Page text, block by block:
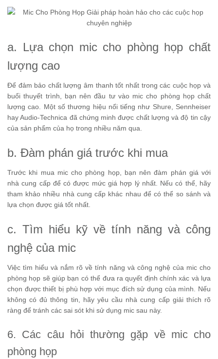
a. Lựa chọn mic cho phòng họp chất
lượng cao
Để đảm bảo chất lượng âm thanh tốt nhất trong các cuộc họp và
buổi thuyết trình, bạn nên đầu tư vào mic cho phòng họp chất
lượng cao. Một số thương hiệu nổi tiếng như Shure, Sennheiser
hay Audio-Technica đã chứng minh được chất lượng và độ tin cậy
của sản phẩm của họ trong nhiều năm qua.
b. Đàm phán giá trước khi mua
Trước khi mua mic cho phòng họp, bạn nên đàm phán giá với
nhà cung cấp để có được mức giá hợp lý nhất. Nếu có thể, hãy
tham khảo nhiều nhà cung cấp khác nhau để có thể so sánh và
lựa chọn được giá tốt nhất.
c. Tìm hiểu kỹ về tính năng và công
nghệ của mic
Việc tìm hiểu và nắm rõ về tính năng và công nghệ của mic cho
phòng họp sẽ giúp bạn có thể đưa ra quyết định chính xác và lựa
chọn được thiết bị phù hợp với mục đích sử dụng của mình. Nếu
không có đủ thông tin, hãy yêu cầu nhà cung cấp giải thích rõ
ràng để tránh các sai sót khi sử dụng mic sau này.
6. Các câu hỏi thường gặp về mic cho
phòng họp